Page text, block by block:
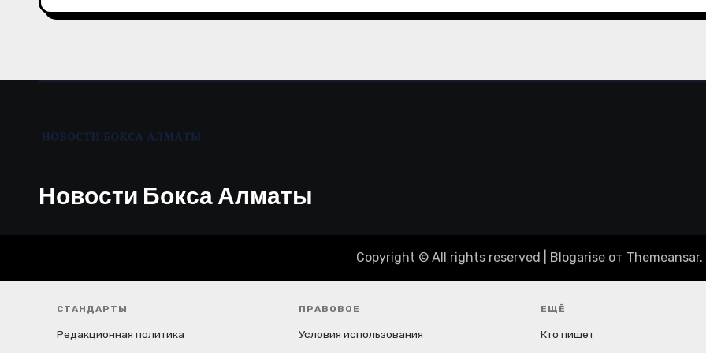
я
Новости Бокса Алматы
Copyright © All rights reserved Blogarise от Themeansar.
СТАНДАРТЫ
Редакционная политика
ПРАВОВОЕ
Условия использования
ЕЩЁ
Кто пишет